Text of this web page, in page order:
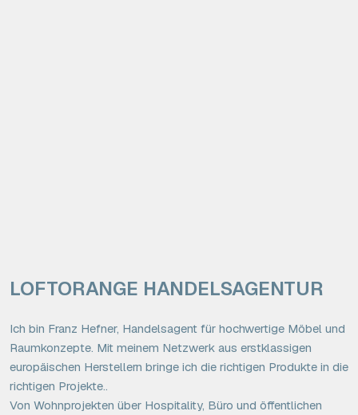
LOFTORANGE HANDELSAGENTUR
Ich bin Franz Hefner, Handelsagent für hochwertige Möbel und
Raumkonzepte. Mit meinem Netzwerk aus erstklassigen
europäischen Herstellern bringe ich die richtigen Produkte in die
richtigen Projekte..
Von Wohnprojekten über Hospitality, Büro und öffentlichen